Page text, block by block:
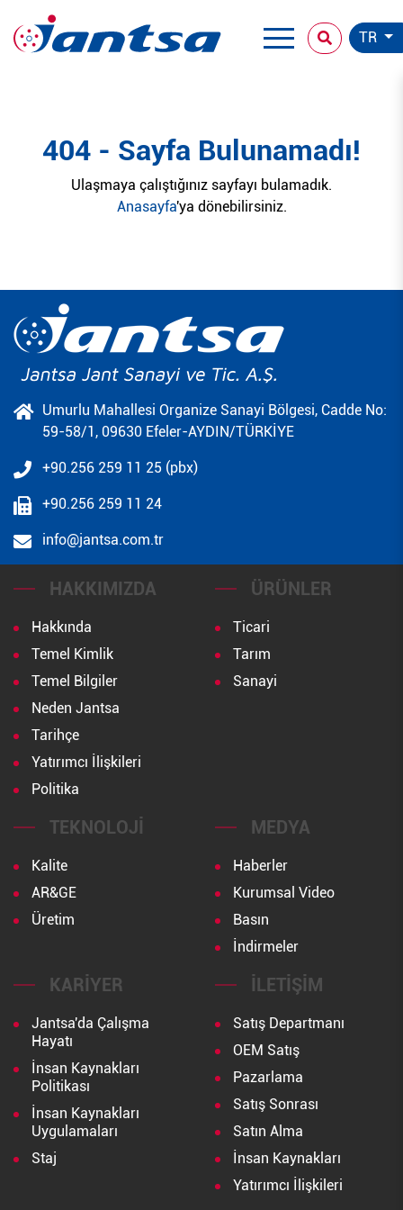
TR
404 - Sayfa Bulunamadı!
Ulaşmaya çalıştığınız sayfayı bulamadık.
Anasayfa'ya dönebilirsiniz.
Umurlu Mahallesi Organize Sanayi Bölgesi, Cadde No:
59-58/1, 09630 Efeler-AYDIN/TÜRKİYE
+90.256 259 11 25 (pbx)
+90.256 259 11 24
info@jantsa.com.tr
HAKKIMIZDA
Hakkında
Temel Kimlik
Temel Bilgiler
Neden Jantsa
Tarihçe
Yatırımcı İlişkileri
Politika
ÜRÜNLER
Ticari
Tarım
Sanayi
TEKNOLOJI
Kalite
AR&GE
Üretim
MEDYA
Haberler
Kurumsal Video
Basın
İndirmeler
KARIYER
Jantsa'da Çalışma
Hayatı
İnsan Kaynakları
Politikası
İnsan Kaynakları
Uygulamaları
Staj
İLETIŞIM
Satış Departmanı
OEM Satış
Pazarlama
Satış Sonrası
Satın Alma
İnsan Kaynakları
Yatırımcı İlişkileri